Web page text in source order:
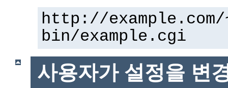
http://
bin/example.cgi
사용자가 설정을 변